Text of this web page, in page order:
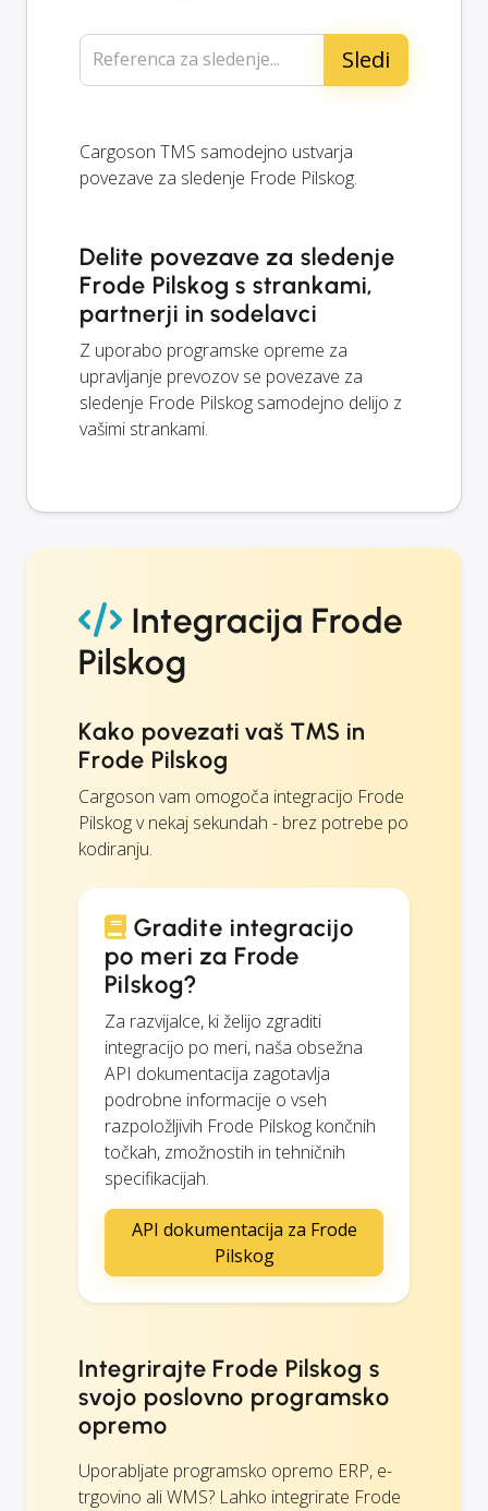
Referenca za sledenje...
Cargoson TMS samodejno ustvarja
povezave za sledenje Frode Pilskog.
Delite povezave za sledenje
Frode Pilskog s strankami,
partnerji in sodelavci
Z uporabo programske opreme za
upravljanje prevozov se povezave za
sledenje Frode Pilskog samodejno delijo z
vašimi strankami.
Integracija Frode
Pilskog
Kako povezati vaš TMS in
Frode Pilskog
Cargoson vam omogoča integracijo Frode
Pilskog v nekaj sekundah - brez potrebe po
kodiranju.
Gradite integracijo
po meri za Frode
Pilskog?
Za razvijalce, ki želijo zgraditi
integracijo po meri, naša obsežna
API dokumentacija zagotavlja
podrobne informacije o vseh
razpoložljivih Frode Pilskog končnih
točkah, zmožnostih in tehničnih
specifikacijah.
API dokumentacija za Frode
Pilskog
Integrirajte Frode Pilskog s
svojo poslovno programsko
opremo
Uporabljate programsko opremo ERP, e-
trgovino ali WMS? Lahko integrirate Frode